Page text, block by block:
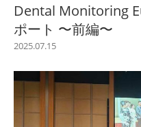
Dental Monitoring
ポート 〜前編〜
2025.07.15